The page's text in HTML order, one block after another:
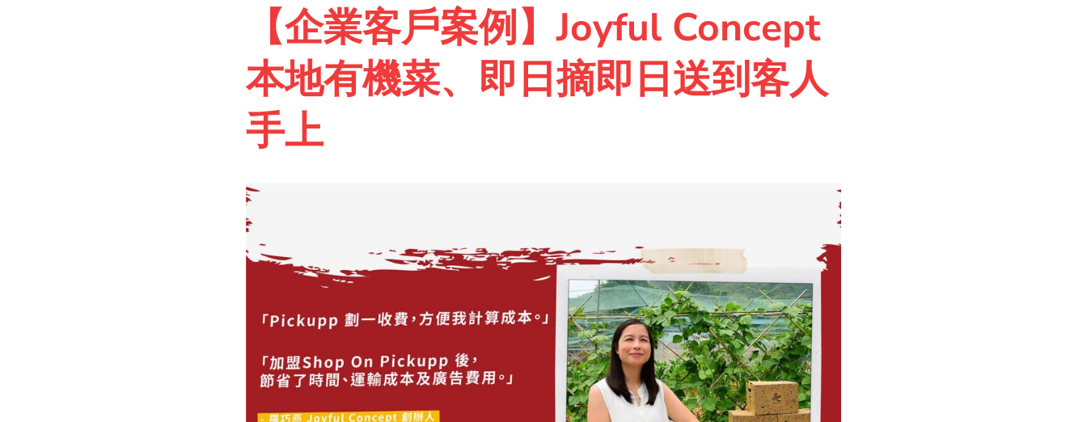
【企業客戶案例】Joyful Concept
本地有機菜、即日摘即日送到客人
手上